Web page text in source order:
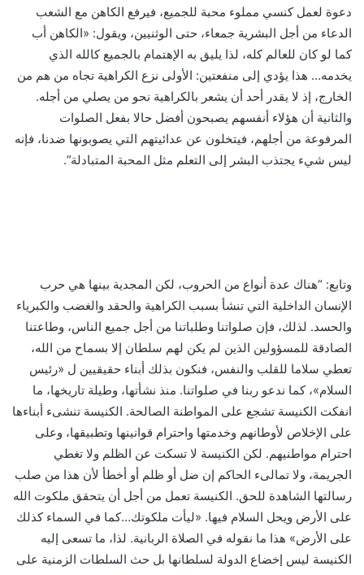
دعوة لعمل كنسي مملوء محبة للجميع، فيرفع الكاهن مع الشعب
الدعاء من أجل البشرية جمعاء، حتى الوثنيين، ويقول: «الكاهن أب
كما لو كان للعالم كله، لذا يليق به الإهتمام بالجميع كالله الذي
يخدمه… هذا يؤدي إلى منفعتين: الأولى نزع الكراهية تجاه من هم من
الخارج، إذ لا يقدر أحد أن يشعر بالكراهية نحو من يصلي من أجله.
والثانية أن هؤلاء أنفسهم يصبحون أفضل حالا بفعل الصلوات
المرفوعة من أجلهم، فيتخلون عن عدائيتهم التي يصوبونها ضدنا، فإنه
ليس شيء يجتذب البشر إلى التعلم مثل المحبة المتبادلة”.
وتابع: “هناك عدة أنواع من الحروب، لكن المجدية بينها هي حرب
الإنسان الداخلية التي تنشأ بسبب الكراهية والحقد والغضب والكبرياء
والحسد. لذلك، فإن صلواتنا وطلباتنا من أجل جميع الناس، وطاعتنا
الصادقة للمسؤولين الذين لم يكن لهم سلطان إلا بسماح من الله،
تعطي سلاما للقلب والنفس، فنكون بذلك أبناء حقيقيين ل «رئيس
السلام»، كما ندعو ربنا في صلواتنا. منذ نشأتها، وطيلة تاريخها، ما
انفكت الكنيسة تشجع على المواطنة الصالحة. الكنيسة تنشىء أبناءها
على الإخلاص لأوطانهم وخدمتها واحترام قوانينها وتطبيقها، وعلى
احترام مواطنيهم. لكن الكنيسة لا تسكت عن الظلم ولا تغطي
الجريمة، ولا تمالىء الحاكم إن ضل أو ظلم أو أخطأ لأن هذا من صلب
رسالتها الشاهدة للحق. الكنيسة تعمل من أجل أن يتحقق ملكوت الله
على الأرض ويحل السلام فيها. «ليأت ملكوتك…كما في السماء كذلك
على الأرض» هذا ما نقوله في الصلاة الربانية. لذا، ما تسعى إليه
الكنيسة ليس إخضاع الدولة لسلطانها بل حث السلطات الزمنية على